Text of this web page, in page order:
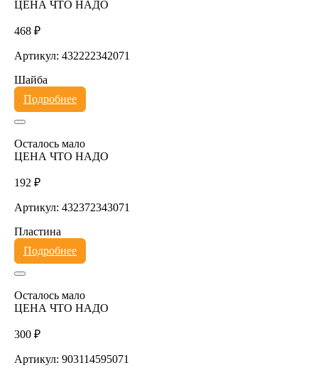
ЦЕНА ЧТО НАДО
468 ₽
Артикул: 432222342071
Шайба
Подробнее
Осталось мало
ЦЕНА ЧТО НАДО
192 ₽
Артикул: 432372343071
Пластина
Подробнее
Осталось мало
ЦЕНА ЧТО НАДО
300 ₽
Артикул: 903114595071